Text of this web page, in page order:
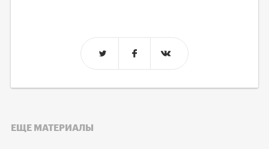
ЕЩЕ МАТЕРИАЛЫ